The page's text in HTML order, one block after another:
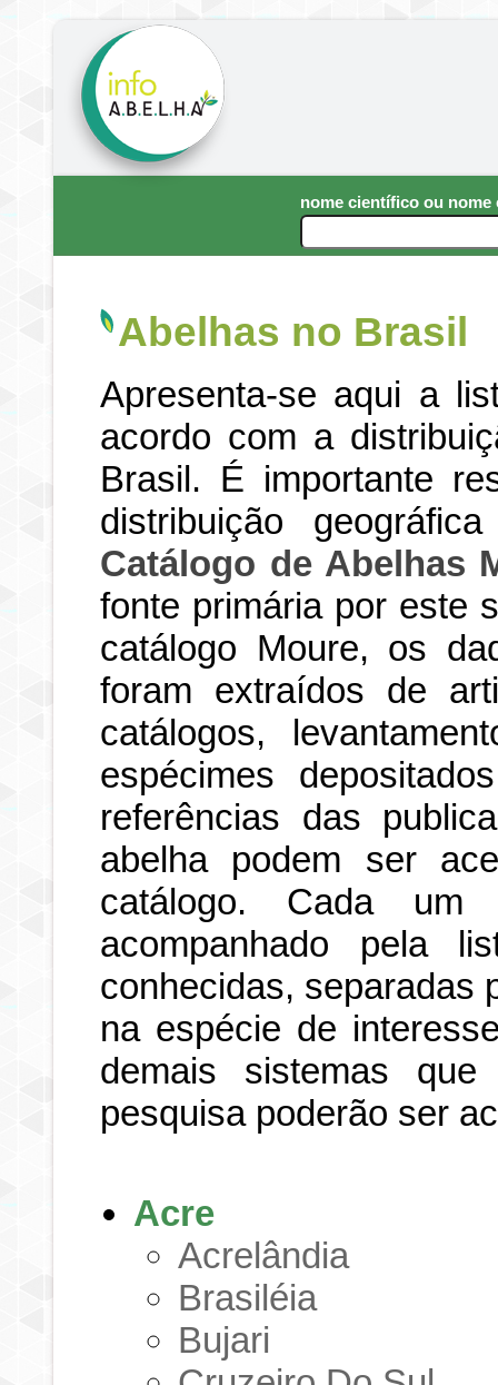
nome científico ou nome
Abelhas no Brasil
Apresenta-se aqui a
acordo com a
Brasil. É importante
distribuição
Catálogo de Abelhas
fonte primária por este
catálogo Moure, os
foram extraídos de
catálogos,
espécimes
referências das
abelha podem ser
catálogo. Cada
acompanhado pela
conhecidas, separadas
na espécie de
demais sistemas
pesquisa poderão ser
Acre
Acrelândia
Brasiléia
Bujari